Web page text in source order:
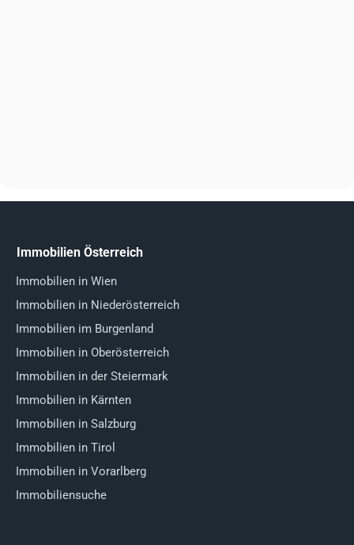
Immobilien Österreich
Immobilien in Wien
Immobilien in Niederösterreich
Immobilien im Burgenland
Immobilien in Oberösterreich
Immobilien in der Steiermark
Immobilien in Kärnten
Immobilien in Salzburg
Immobilien in Tirol
Immobilien in Vorarlberg
Immobiliensuche